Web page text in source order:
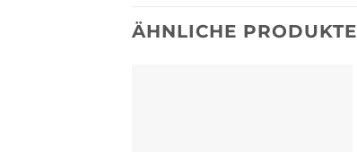
ÄHNLICHE PRODUKTE